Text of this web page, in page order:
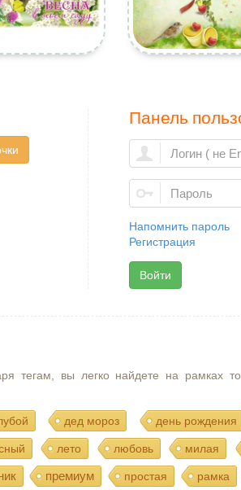
Панель
Напомнить пароль
Регистрация
Войти
тегам, вы легко найдете на рамках
дед мороз день рождения
лето любовь милая
премиум простая рамка